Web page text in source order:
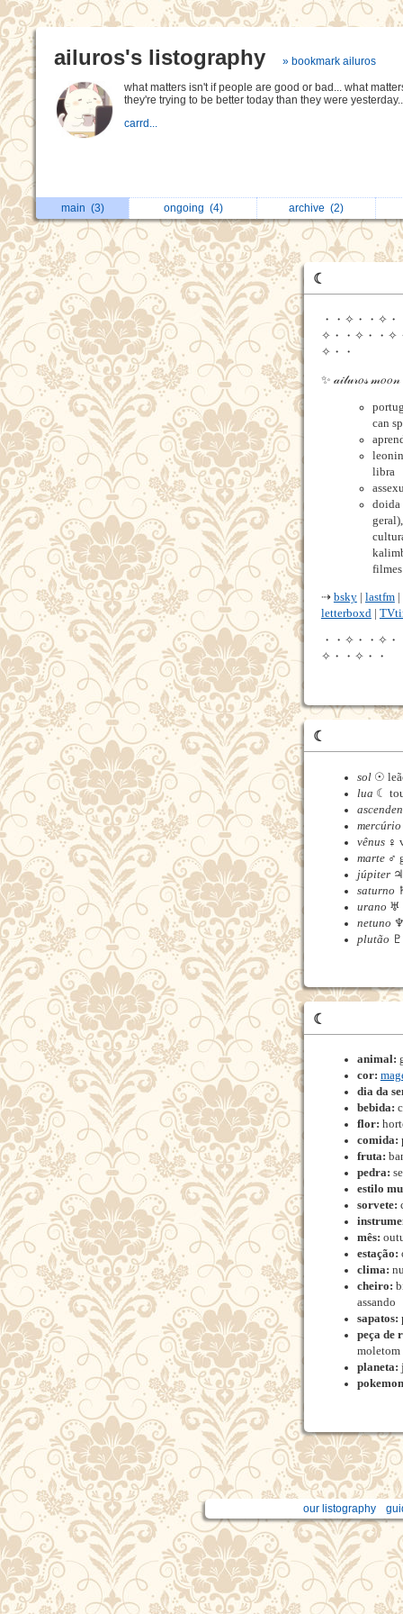
ailuros's listography » bookmark ailuros
what matters isn't if people are good or bad... what
they're trying to be better today than they were
carrd...
main (3) ongoing (4) archive (2)
☾
・・✧・・✧
✧・・✧・・✧
✧・・
ㅤ✨ 𝒶𝒾𝓁𝓊𝓇𝑜𝓈
can
libra
doida
filmes
⇢ bsky| lastfm|
letterboxd |
・・✧・・✧
✧・・✧・・
☾
sol☉
lua ☾
mercúrio
vênus♀
marte♂
júpiter♃
saturno
urano ♅
netuno
plutão ♇
☾
animal:
cor:
dia da
bebida:
flor:
comida:
fruta:
pedra:
estilo
sorvete:
mês:
estação:
clima:
cheiro:
assando
sapatos:
peça de
moletom
planeta:
our listography